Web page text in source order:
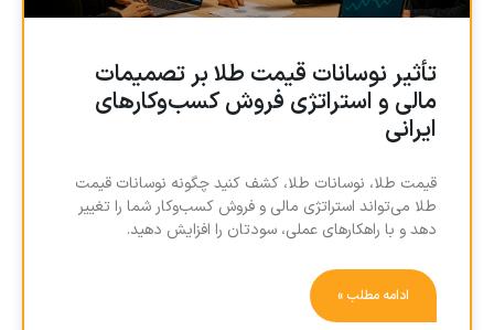
تأثیر نوسانات قیمت طلا بر تصمیمات
مالی و استراتژی فروش کسب‌وکارهای
ایرانی
قیمت طلا، نوسانات طلا، کشف کنید چگونه نوسانات قیمت
طلا می‌تواند استراتژی مالی و فروش کسب‌وکار شما را تغییر
دهد و با راهکارهای عملی، سودتان را افزایش دهید.
ادامه مطلب »